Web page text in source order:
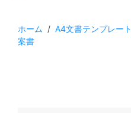
ホーム / A4文書テンプレート
案書